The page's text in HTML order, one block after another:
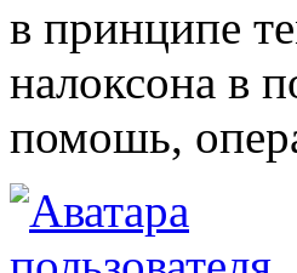
в принципе
налоксона в
помошь,